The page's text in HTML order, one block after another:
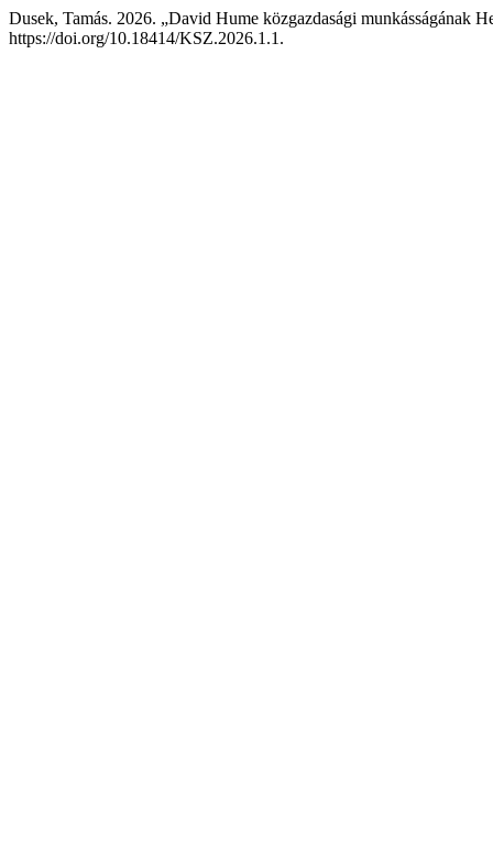
Dusek, Tamás. 2026. „David Hume közgazdasági munkásságának
https://doi.org/10.18414/KSZ.2026.1.1.